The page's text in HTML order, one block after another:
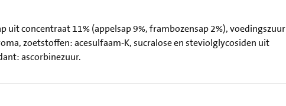
concentraat 11% (appelsap 9%, frambozensap 2%),
zoetstoffen: acesulfaam-K, sucralose en steviolglycosiden uit
ascorbinezuur.